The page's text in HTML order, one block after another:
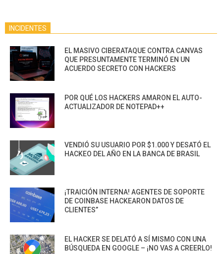
INCIDENTES
EL MASIVO CIBERATAQUE CONTRA CANVAS
QUE PRESUNTAMENTE TERMINÓ EN UN
ACUERDO SECRETO CON HACKERS
POR QUÉ LOS HACKERS AMARON EL AUTO-
ACTUALIZADOR DE NOTEPAD++
VENDIÓ SU USUARIO POR $1.000 Y DESATÓ EL
HACKEO DEL AÑO EN LA BANCA DE BRASIL
¡TRAICIÓN INTERNA! AGENTES DE SOPORTE
DE COINBASE HACKEARON DATOS DE
CLIENTES”
EL HACKER SE DELATÓ A SÍ MISMO CON UNA
BÚSQUEDA EN GOOGLE – ¡NO VAS A CREERLO!